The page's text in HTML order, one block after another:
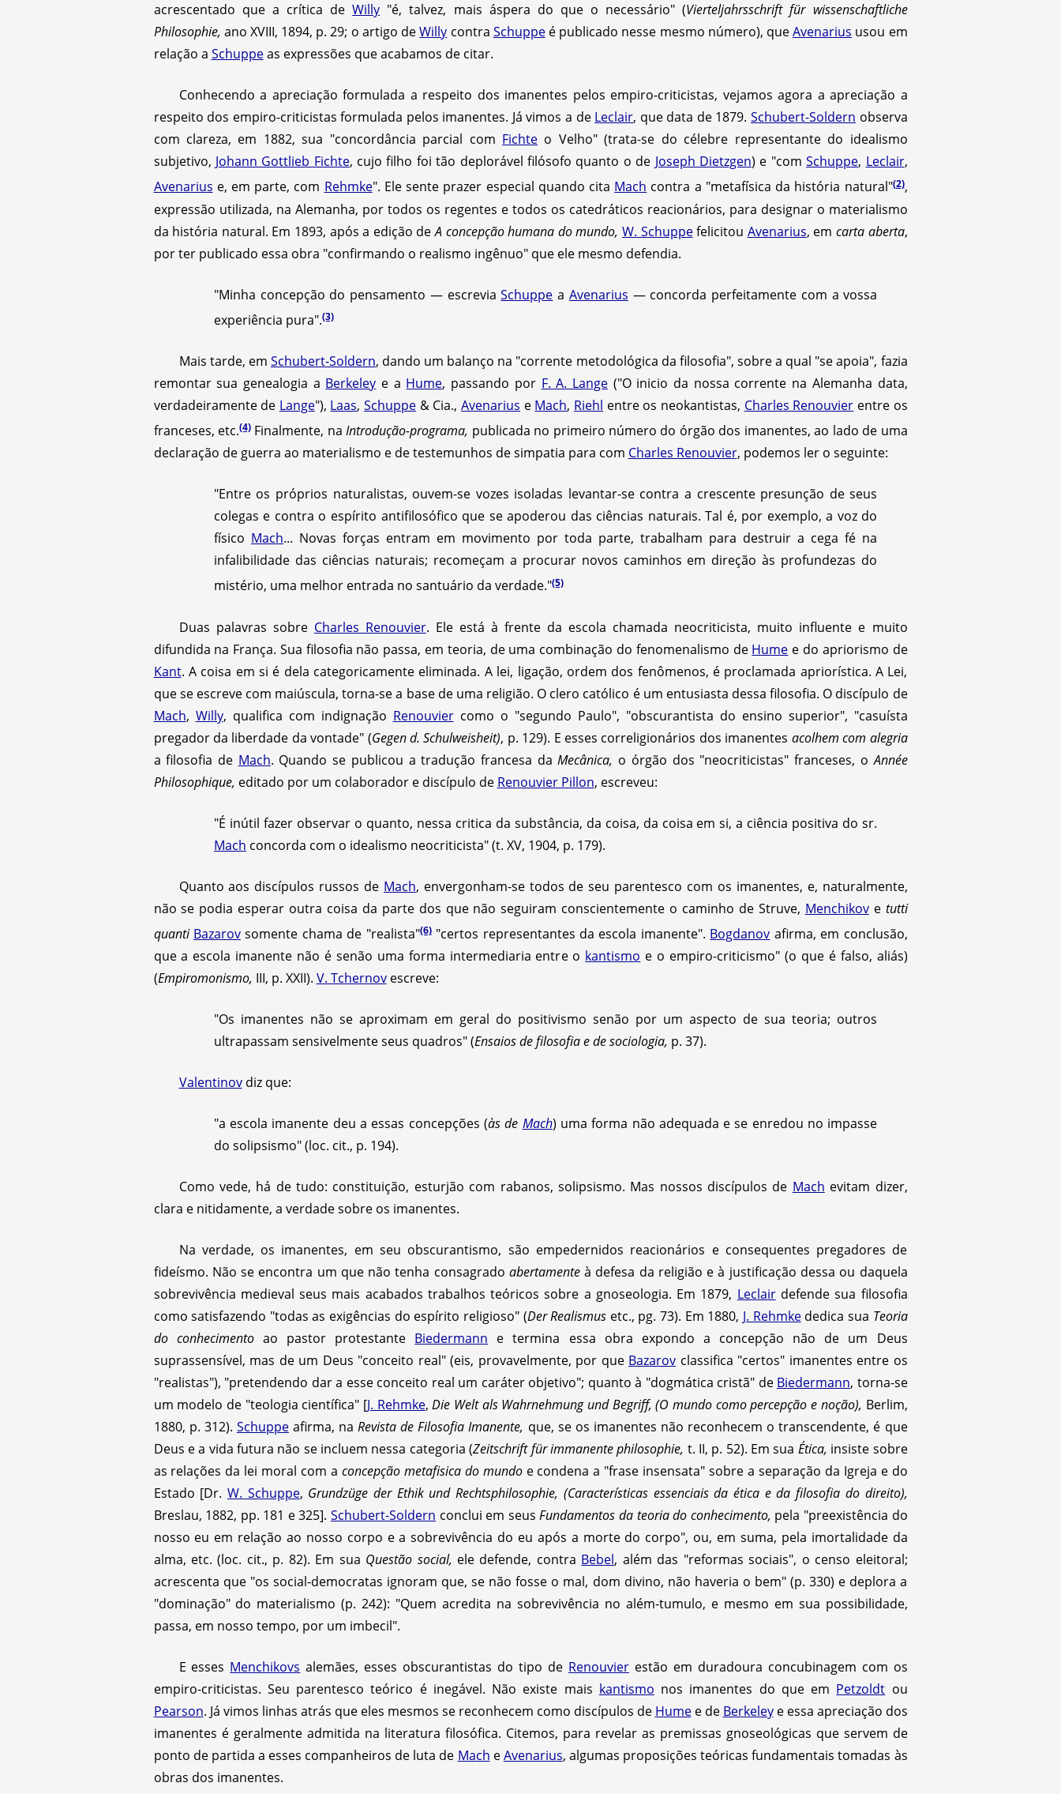
acrescentado que a crítica deWilly "é, talvez, mais áspera do que o necessário" (Vierteljahrsschrift für wissenschaftliche
Philosophie, ano XVIII, 1894, p. 29; o artigo deWilly contra Schuppeé publicado nesse mesmo número), queAvenarius usou em
relação a Schuppeas expressões que acabamos de citar.
Conhecendo a apreciação formulada a respeito dos imanentes pelos empiro-criticistas, vejamos agora a apreciação a
respeito dos empiro-criticistas formulada pelos imanentes. Já vimos a de Leclair, que data de 1879. Schubert-Soldern observa
com clareza, em 1882, sua "concordância parcial com Fichte o Velho" (trata-se do célebre representante do idealismo
subjetivo, Johann Gottlieb Fichte, cujo filho foi tão deplorável filósofo quanto o de Joseph Dietzgen) e "comSchuppe, Leclair,
Avenarius e, em parte, com Rehmke". Ele sente prazer especial quando cita Mach contra a "metafísica da história natural"(2),
expressão utilizada, na Alemanha, por todos os regentes e todos os catedráticos reacionários, para designar o materialismo
da história natural. Em 1893, após a edição deA concepção humana do mundo, W. Schuppefelicitou Avenarius, em carta aberta,
por ter publicado essa obra "confirmando o realismo ingênuo" que ele mesmo defendia.
"Minha concepção do pensamento — escreviaSchuppe a Avenarius — concorda perfeitamente com a vossa
experiência pura".(3)
Mais tarde, em Schubert-Soldern, dando um balanço na "corrente metodológica da filosofia", sobre a qual "se apoia", fazia
remontar sua genealogia a Berkeley e a Hume, passando por F. A. Lange("O inicio da nossa corrente na Alemanha data,
verdadeiramente de Lange"), Laas,Schuppe & Cia.,Avenarius e Mach, Riehl entre os neokantistas, Charles Renouvier entre os
franceses, etc.(4)Finalmente, naIntrodução-programa, publicada no primeiro número do órgão dos imanentes, ao lado de uma
declaração de guerra ao materialismo e de testemunhos de simpatia para com Charles Renouvier, podemos ler o seguinte:
"Entre os próprios naturalistas, ouvem-se vozes isoladas levantar-se contra a crescente presunção de seus
colegas e contra o espírito antifilosófico que se apoderou das ciências naturais. Tal é, por exemplo, a voz do
físico Mach... Novas forças entram em movimento por toda parte, trabalham para destruir a cega fé na
infalibilidade das ciências naturais; recomeçam a procurar novos caminhos em direção às profundezas do
mistério, uma melhor entrada no santuário da verdade."(5)
Duas palavras sobre Charles Renouvier. Ele está à frente da escola chamada neocriticista, muito influente e muito
difundida na França. Sua filosofia não passa, em teoria, de uma combinação do fenomenalismo de Hume e do apriorismo de
Kant. A coisa em si é dela categoricamente eliminada. A lei, ligação, ordem dos fenômenos, é proclamada apriorística. A Lei,
que se escreve com maiúscula, torna-se a base de uma religião. O clero católico é um entusiasta dessa filosofia. O discípulo de
Mach, Willy, qualifica com indignação Renouviercomo o "segundo Paulo", "obscurantista do ensino superior", "casuísta
pregador da liberdade da vontade" (Gegen d. Schulweisheit), p. 129). E esses correligionários dos imanentes acolhem com alegria
a filosofia de Mach. Quando se publicou a tradução francesa daMecânica, o órgão dos "neocriticistas" franceses, oAnnée
Philosophique, editado por um colaborador e discípulo de Renouvier Pillon, escreveu:
"É inútil fazer observar o quanto, nessa critica da substância, da coisa, da coisa em si, a ciência positiva do sr.
Mach concorda com o idealismo neocriticista" (t. XV, 1904, p. 179).
Quanto aos discípulos russos de Mach, envergonham-se todos de seu parentesco com os imanentes, e, naturalmente,
não se podia esperar outra coisa da parte dos que não seguiram conscientemente o caminho de Struve, Menchikove tutti
quanti Bazarovsomente chama de "realista"(6)"certos representantes da escola imanente". Bogdanov afirma, em conclusão,
que a escola imanente não é senão uma forma intermediaria entre o kantismo e o empiro-criticismo" (o que é falso, aliás)
(Empiromonismo, III, p. XXII). V. Tchernovescreve:
"Os imanentes não se aproximam em geral do positivismo senão por um aspecto de sua teoria; outros
ultrapassam sensivelmente seus quadros" (Ensaios de filosofia e de sociologia, p. 37).
Valentinovdiz que:
"a escola imanente deu a essas concepções (às de Mach) uma forma não adequada e se enredou no impasse
do solipsismo" (loc. cit., p. 194).
Como vede, há de tudo: constituição, esturjão com rabanos, solipsismo. Mas nossos discípulos de Mach evitam dizer,
clara e nitidamente, a verdade sobre os imanentes.
Na verdade, os imanentes, em seu obscurantismo, são empedernidos reacionários e consequentes pregadores de
fideísmo. Não se encontra um que não tenha consagrado abertamenteà defesa da religião e à justificação dessa ou daquela
sobrevivência medieval seus mais acabados trabalhos teóricos sobre a gnoseologia. Em 1879, Leclairdefende sua filosofia
como satisfazendo "todas as exigências do espírito religioso" (Der Realismus etc., pg. 73). Em 1880, J. Rehmkededica sua Teoria
do conhecimento ao pastor protestante Biedermann e termina essa obra expondo a concepção não de um Deus
suprassensível, mas de um Deus "conceito real" (eis, provavelmente, por que Bazarov classifica "certos" imanentes entre os
"realistas"), "pretendendo dar a esse conceito real um caráter objetivo"; quanto à "dogmática cristã" de Biedermann, torna-se
um modelo de "teologia científica" [J. Rehmke,Die Welt als Wahrnehmung und Begriff, (O mundo como percepção e noção), Berlim,
1880, p. 312). Schuppeafirma, naRevista de Filosofia Imanente, que, se os imanentes não reconhecem o transcendente, é que
Deus e a vida futura não se incluem nessa categoria (Zeitschrift für immanente philosophie, t. II, p. 52). Em sua Ética, insiste sobre
as relações da lei moral com a concepção metafisica do mundoe condena a "frase insensata" sobre a separação da Igreja e do
Estado [Dr. W. Schuppe, Grundzüge der Ethik und Rechtsphilosophie, (Características essenciais da ética e da filosofia do direito),
Breslau, 1882, pp. 181 e 325].Schubert-Soldern conclui em seusFundamentos da teoria do conhecimento, pela "preexistência do
nosso eu em relação ao nosso corpo e a sobrevivência do eu após a morte do corpo", ou, em suma, pela imortalidade da
alma, etc. (loc. cit., p. 82). Em sua Questão social, ele defende, contra Bebel, além das "reformas sociais", o censo eleitoral;
acrescenta que "os social-democratas ignoram que, se não fosse o mal, dom divino, não haveria o bem" (p. 330) e deplora a
"dominação" do materialismo (p. 242): "Quem acredita na sobrevivência no além-tumulo, e mesmo em sua possibilidade,
passa, em nosso tempo, por um imbecil".
E esses Menchikovs alemães, esses obscurantistas do tipo de Renouvierestão em duradoura concubinagem com os
empiro-criticistas. Seu parentesco teórico é inegável. Não existe mais kantismo nos imanentes do que em Petzoldt ou
Pearson. Já vimos linhas atrás que eles mesmos se reconhecem como discípulos de Humee de Berkeleye essa apreciação dos
imanentes é geralmente admitida na literatura filosófica. Citemos, para revelar as premissas gnoseológicas que servem de
ponto de partida a esses companheiros de luta de Mach eAvenarius, algumas proposições teóricas fundamentais tomadas às
obras dos imanentes.